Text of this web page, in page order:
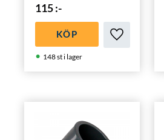
genomhärdar efter ca 2
timmar. Pensel ingår.
115:-
Lägg till i
148 st i lager
KÖP